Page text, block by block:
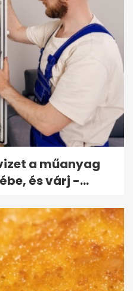
a műanyag
és várj -...